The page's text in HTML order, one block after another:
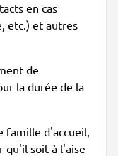
en cas
etc.) et autres
de
la durée de la
famille d'accueil,
qu'il soit à l'aise